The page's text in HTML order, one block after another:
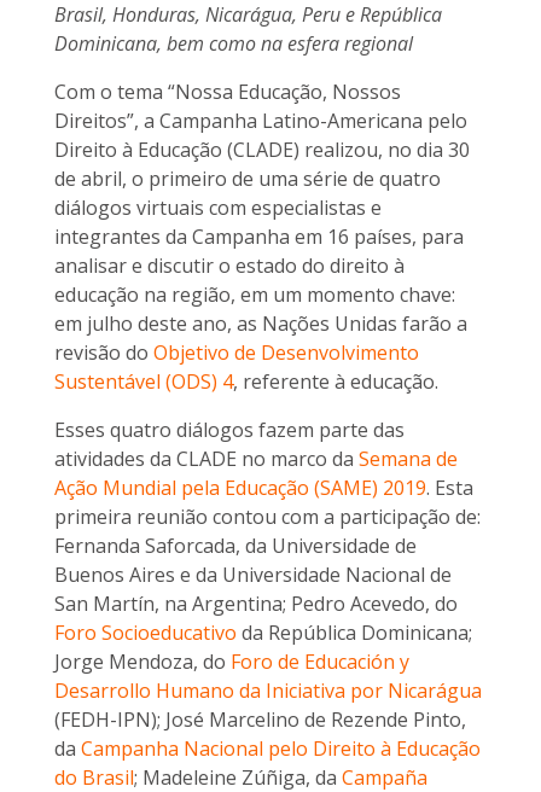
Brasil, Honduras, Nicarágua, Peru e República
Dominicana, bem como na esfera regional
Com o tema “Nossa Educação, Nossos
Direitos”, a Campanha Latino-Americana pelo
Direito à Educação (CLADE) realizou, no dia 30
de abril, o primeiro de uma série de quatro
diálogos virtuais com especialistas e
integrantes da Campanha em 16 países, para
analisar e discutir o estado do direito à
educação na região, em um momento chave:
em julho deste ano, as Nações Unidas farão a
revisão do Objetivo de Desenvolvimento
Sustentável (ODS) 4, referente à educação.
Esses quatro diálogos fazem parte das
atividades da CLADE no marco da Semana de
Ação Mundial pela Educação (SAME) 2019. Esta
primeira reunião contou com a participação de:
Fernanda Saforcada, da Universidade de
Buenos Aires e da Universidade Nacional de
San Martín, na Argentina; Pedro Acevedo, do
Foro Socioeducativo da República Dominicana;
Jorge Mendoza, do Foro de Educación y
Desarrollo Humano da Iniciativa por Nicarágua
(FEDH-IPN); José Marcelino de Rezende Pinto,
da Campanha Nacional pelo Direito à Educação
do Brasil; Madeleine Zúñiga, da Campaña